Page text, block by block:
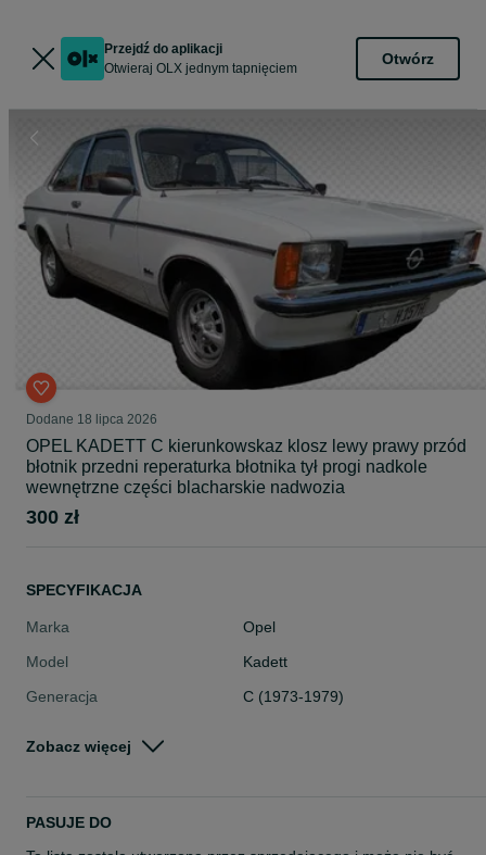
Przejdź do aplikacji
Otwieraj OLX jednym tapnięciem
Otwórz
Dodane 18 lipca 2026
OPEL KADETT C kierunkowskaz klosz lewy prawy przód
błotnik przedni reperaturka błotnika tył progi nadkole
wewnętrzne części blacharskie nadwozia
300 zł
SPECYFIKACJA
Marka
Opel
Model
Kadett
Generacja
C (1973-1979)
Zobacz więcej
PASUJE DO